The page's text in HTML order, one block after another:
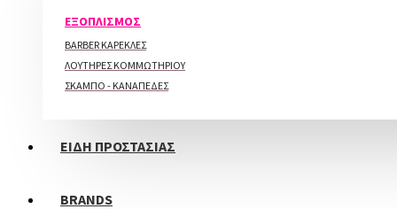
ΕΞΟΠΛΙΣΜΟΣ
BARBER ΚΑΡΕΚΛΕΣ
ΛΟΥΤΗΡΕΣ ΚΟΜΜΩΤΗΡΙΟΥ
ΣΚΑΜΠΟ - ΚΑΝΑΠΕΔΕΣ
ΕΙΔΗ ΠΡΟΣΤΑΣΙΑΣ
BRANDS